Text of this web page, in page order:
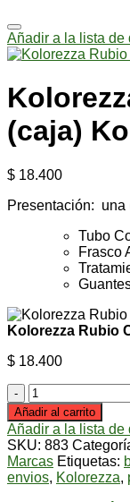
Añadir a la lista de
(caja)
$ 18.400
Presentación: una
Tubo
Frasco
Kolorezza Rubio
$ 18.400
Kolorezza
Rubio
Claro
8-
0
(caja)
Kolorezza
Añadir al carrito
Añadir a la lista de
SKU: 883
Marcas Etiquetas:
envios, Kolorezza,